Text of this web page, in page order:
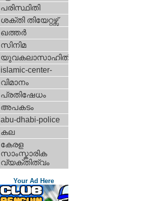
പരിസ്ഥിതി
ശക്തി തിയേറ്റഴ്സ്
ഖത്തര്‍
സിനിമ
യുവകലാസാഹിതി
islamic-center-
വിമാനം
പ്രതിഷേധം
അപകടം
abu-dhabi-police
കല
കേരള
സാംസ്കാരിക
വ്യക്തിത്വം
Your Ad Here